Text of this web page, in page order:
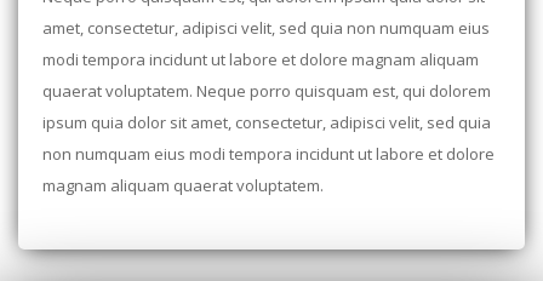
amet, consectetur, adipisci velit, sed quia non numquam eius
modi tempora incidunt ut labore et dolore magnam aliquam
quaerat voluptatem. Neque porro quisquam est, qui dolorem
ipsum quia dolor sit amet, consectetur, adipisci velit, sed quia
non numquam eius modi tempora incidunt ut labore et dolore
magnam aliquam quaerat voluptatem.